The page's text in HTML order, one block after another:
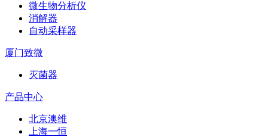
微生物分析仪
消解器
自动采样器
厦门致微
灭菌器
产品中心
北京澳维
上海一恒